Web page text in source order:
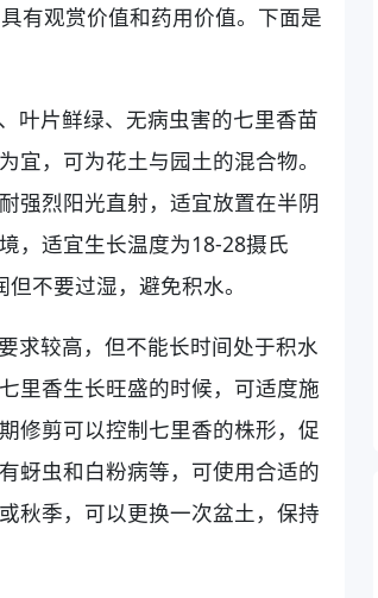
有观赏价值和药用价值。下面是
叶片鲜绿、无病虫害的七里香苗
，可为花土与园土的混合物。
强烈阳光直射，适宜放置在半阴
，适宜生长温度为18-28摄氏
不要过湿，避免积水。
求较高，但不能长时间处于积水
里香生长旺盛的时候，可适度施
修剪可以控制七里香的株形，促
蚜虫和白粉病等，可使用合适的
秋季，可以更换一次盆土，保持